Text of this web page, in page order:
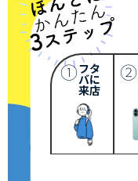
①フタ
バに
来店
②